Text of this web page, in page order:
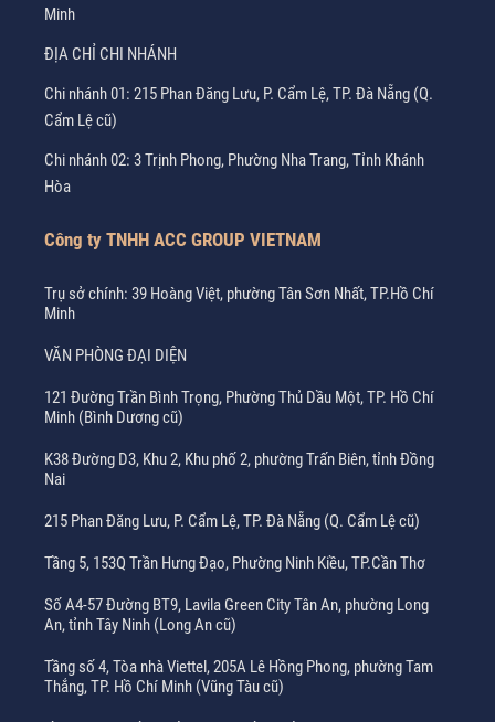
Minh
ĐỊA CHỈ CHI NHÁNH
Chi nhánh 01: 215 Phan Đăng Lưu, P. Cẩm Lệ, TP. Đà Nẵng (Q.
Cẩm Lệ cũ)
Chi nhánh 02: 3 Trịnh Phong, Phường Nha Trang, Tỉnh Khánh
Hòa
Công ty TNHH ACC GROUP VIETNAM
Trụ sở chính: 39 Hoàng Việt, phường Tân Sơn Nhất, TP.Hồ Chí
Minh
VĂN PHÒNG ĐẠI DIỆN
121 Đường Trần Bình Trọng, Phường Thủ Dầu Một, TP. Hồ Chí
Minh (Bình Dương cũ)
K38 Đường D3, Khu 2, Khu phố 2, phường Trấn Biên, tỉnh Đồng
Nai
215 Phan Đăng Lưu, P. Cẩm Lệ, TP. Đà Nẵng (Q. Cẩm Lệ cũ)
Tầng 5, 153Q Trần Hưng Đạo, Phường Ninh Kiều, TP.Cần Thơ
Số A4-57 Đường BT9, Lavila Green City Tân An, phường Long
An, tỉnh Tây Ninh (Long An cũ)
Tầng số 4, Tòa nhà Viettel, 205A Lê Hồng Phong, phường Tam
Thắng, TP. Hồ Chí Minh (Vũng Tàu cũ)